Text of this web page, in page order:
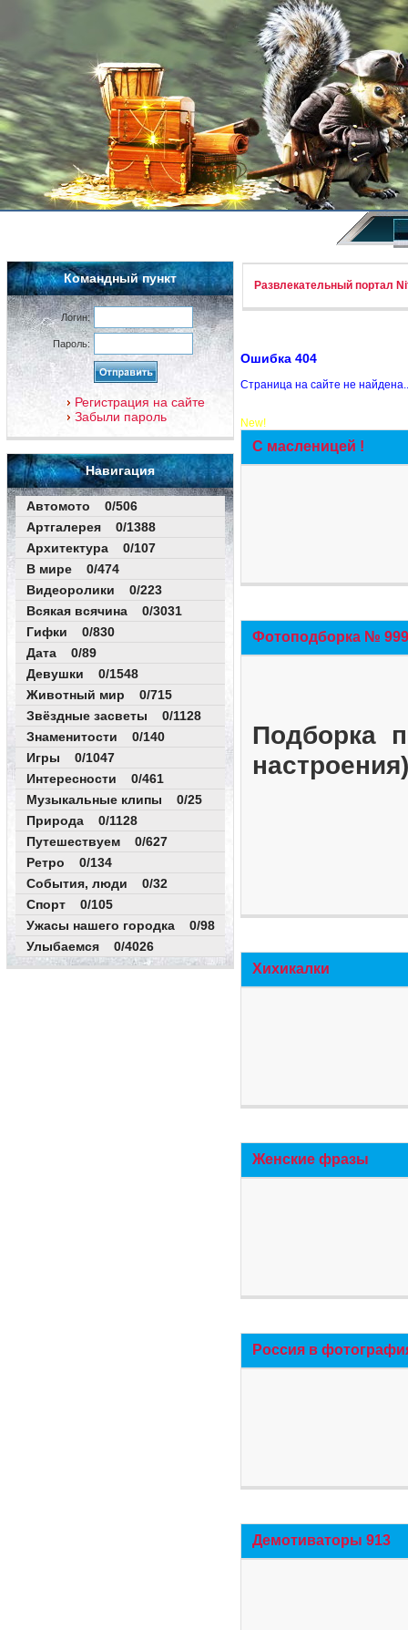
Командный пункт
Логин:
Пароль:
Регистрация на сайте
Забыли пароль
Навигация
Автомото 0/506
Артгалерея 0/1388
Архитектура 0/107
В мире 0/474
Видеоролики 0/223
Всякая всячина 0/3031
Гифки 0/830
Дата 0/89
Девушки 0/1548
Животный мир 0/715
Звёздные засветы 0/1128
Знаменитости 0/140
Игры 0/1047
Интересности 0/461
Музыкальные клипы 0/25
Природа 0/1128
Путешествуем 0/627
Ретро 0/134
События, люди 0/32
Спорт 0/105
Ужасы нашего городка 0/98
Улыбаемся 0/4026
Развлекательный портал
Ошибка 404
Страница на сайте не
New!
С масленицей !
Фотоподборка №
Подборка
Хихикалки
Женские фразы
Россия в
Демотиваторы 913